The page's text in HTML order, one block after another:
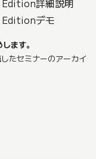
詳細説明
Editionデモ
ます。
たセミナーのアーカイ